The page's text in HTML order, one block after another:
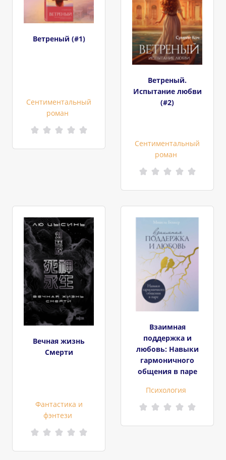
Ветреный (#1)
Сентиментальный
роман
Ветреный.
Испытание любви
(#2)
Сентиментальный
роман
Вечная жизнь
Смерти
Фантастика и
фэнтези
Взаимная
поддержка и
любовь: Навыки
гармоничного
общения в паре
Психология